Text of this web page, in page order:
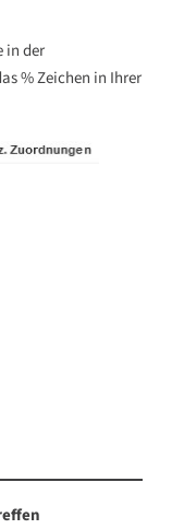
in der
% Zeichen in Ihrer